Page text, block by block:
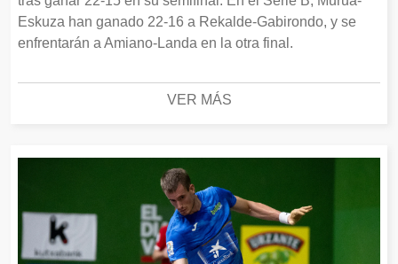
Eskuza han ganado 22-16 a Rekalde-Gabirondo, y se
enfrentarán a Amiano-Landa en la otra final.
VER MÁS